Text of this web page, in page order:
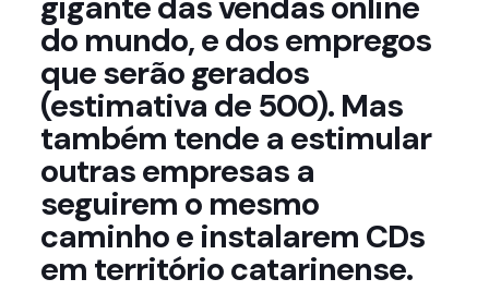
do mundo, e dos empregos
que serão gerados
(estimativa de 500). Mas
também tende a estimular
outras empresas a
seguirem o mesmo
caminho e instalarem CDs
em território catarinense.